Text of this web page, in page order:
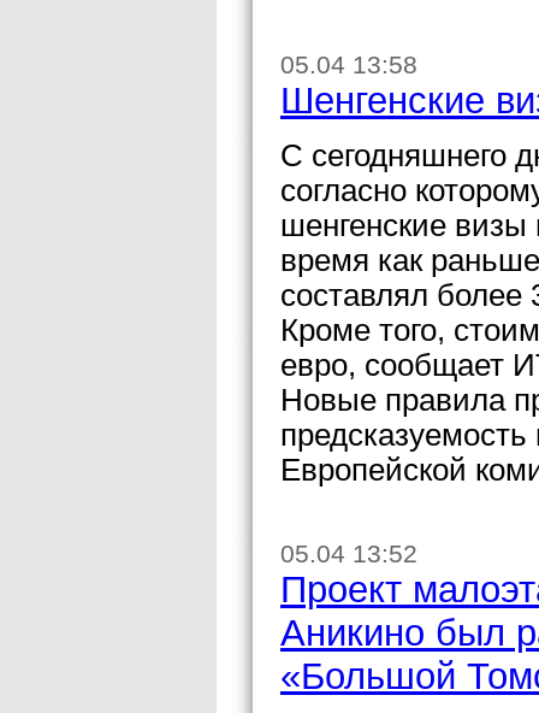
05.04 13:58
Шенгенские
С сегодняшнего
согласно
шенгенские визы
время как
составлял более
Кроме того,
евро, сообщает
Новые правила
Европейской
05.04 13:52
Проект
Аникино был
«Большой